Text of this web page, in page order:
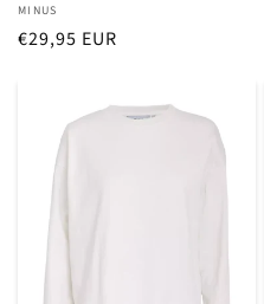
Verkoper:
MINUS
Normale
€29,95 EUR